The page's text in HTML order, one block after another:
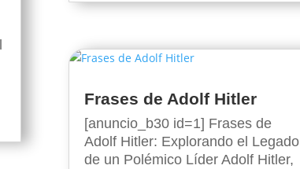
Frases de Adolf Hitler
[anuncio_b30 id=1] Frases de
Adolf Hitler: Explorando el Legado
de un Polémico Líder Adolf Hitler,